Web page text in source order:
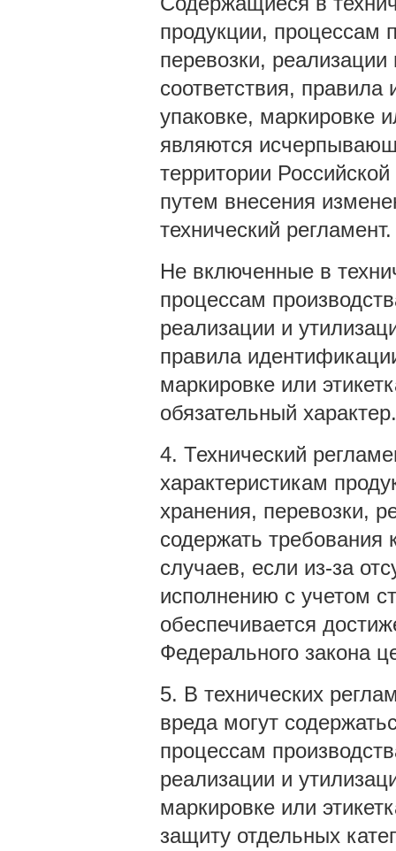
продукции, процессам
перевозки,
соответствия,
упаковке, маркировке
являются
территории
путем внесения
технический регламент.
Не включенные в
процессам
реализации и
правила
маркировке или
обязательный характер.
4. Технический
характеристикам
хранения, перевозки,
содержать требования
случаев, если из-за
исполнению с учетом
обеспечивается
Федерального закона
5. В технических
вреда могут
процессам
реализации и
маркировке или
защиту отдельных